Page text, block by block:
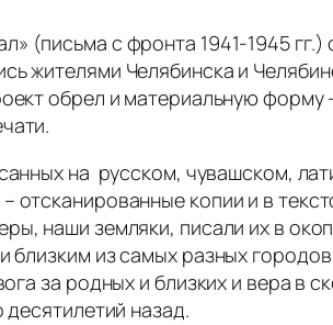
(письма с фронта 1941-1945 гг.)
жителями Челябинска и
обрел и материальную
на русском, чувашском,
копии и в
наши земляки, писали их в
из самых разных
за родных и близких и вера в
назад.